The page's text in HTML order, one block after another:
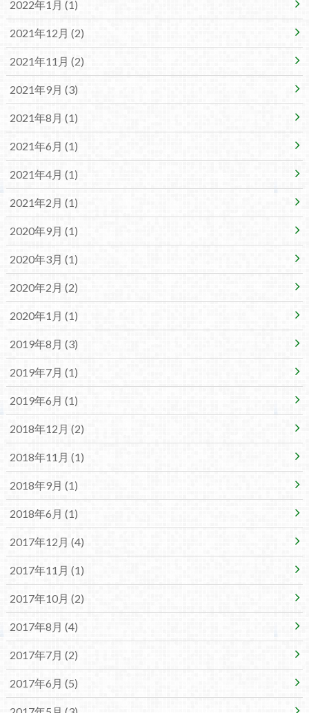
2022年1月 (1)
2021年12月 (2)
2021年11月 (2)
2021年9月 (3)
2021年8月 (1)
2021年6月 (1)
2021年4月 (1)
2021年2月 (1)
2020年9月 (1)
2020年3月 (1)
2020年2月 (2)
2020年1月 (1)
2019年8月 (3)
2019年7月 (1)
2019年6月 (1)
2018年12月 (2)
2018年11月 (1)
2018年9月 (1)
2018年6月 (1)
2017年12月 (4)
2017年11月 (1)
2017年10月 (2)
2017年8月 (4)
2017年7月 (2)
2017年6月 (5)